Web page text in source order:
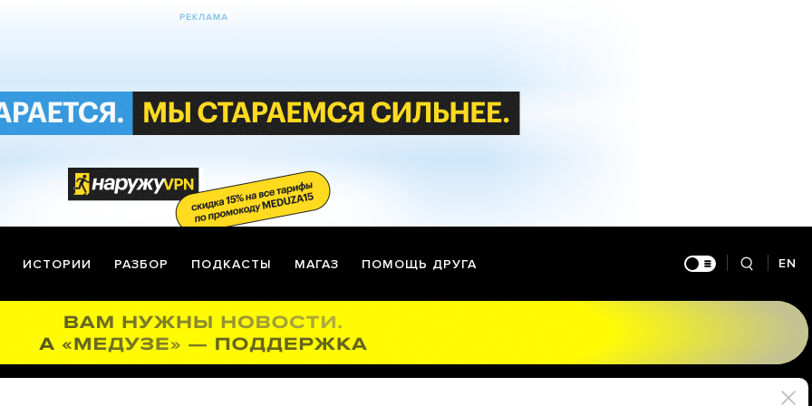
ИСТОРИИ РАЗБОР ПОДКАСТЫ МАГАЗ ПОМОЩЬ ДРУГА EN